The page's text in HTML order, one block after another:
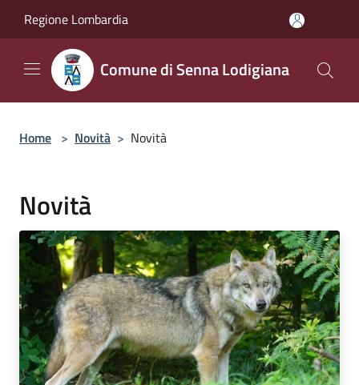
Regione Lombardia
Comune di Senna Lodigiana
Home > Novità > Novità
Novità